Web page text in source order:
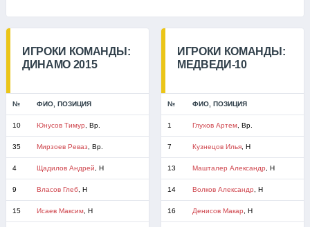
ИГРОКИ КОМАНДЫ:
ДИНАМО 2015
№ ФИО, ПОЗИЦИЯ
10 Юнусов Тимур , Вр.
35 Мирзоев Реваз, Вр.
4 Щадилов Андрей , Н
9 Власов Глеб, Н
15 Исаев Максим, Н
ИГРОКИ КОМАНДЫ:
МЕДВЕДИ-10
№ ФИО, ПОЗИЦИЯ
1 Глухов Артем, Вр.
7 Кузнецов Илья, Н
13 Машталер Александр , Н
14 Волков Александр , Н
16 Денисов Макар , Н